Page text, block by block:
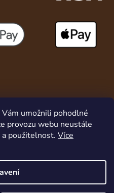
Vám umožnili pohodlné
provozu webu neustále
použitelnost. Více